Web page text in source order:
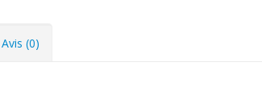
Avis (0)